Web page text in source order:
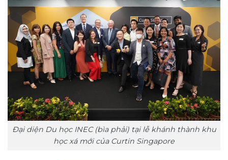
Đại diện Du học INEC (bìa phải) tại lễ khánh thành khu
học xá mới của Curtin Singapore